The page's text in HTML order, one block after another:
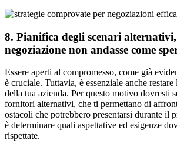
8. Pianifica degli scenari
negoziazione non andasse come
Essere aperti al compromesso, come già
è cruciale. Tuttavia, è essenziale anche restare
della tua azienda. Per questo motivo dovresti
fornitori alternativi, che ti permettano di
ostacoli che potrebbero presentarsi durante il
è determinare quali aspettative ed esigenze
rispettate.